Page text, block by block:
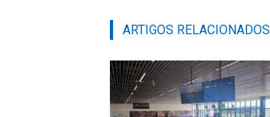
ARTIGOS RELACIONADOS